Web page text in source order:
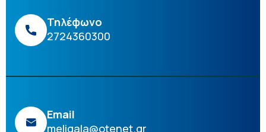
Τηλέφωνο
2724360300
Email
meligala@otenet.gr